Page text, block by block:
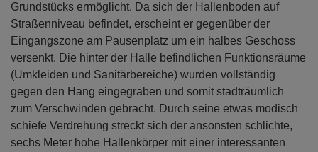
Grundstücks ermöglicht. Da sich der Hallenboden auf
Straßenniveau befindet, erscheint er gegenüber der
Eingangszone am Pausenplatz um ein halbes Geschoss
versenkt. Die hinter der Halle befindlichen Funktionsräume
(Umkleiden und Sanitärbereiche) wurden vollständig
gegen den Hang eingegraben und somit stadträumlich
zum Verschwinden gebracht. Durch seine etwas modisch
schiefe Verdrehung streckt sich der ansonsten schlichte,
sechs Meter hohe Hallenkörper mit einer interessanten